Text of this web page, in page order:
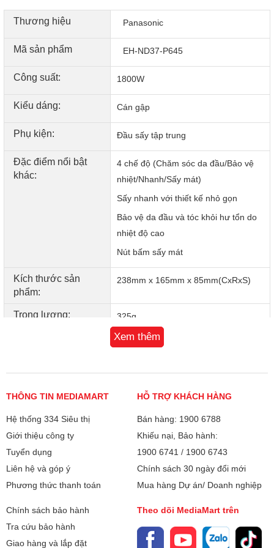
Thiết kế mang đến sự tiện lợi
Tóc vào nếp nhờ luồng khí lạnh
Nút bấm sấy lạnh tạo luồng khí lạnh chỉ với một lần nhấn.
Sử dụng chế độ này để duy trì kiểu tóc mong muốn với
luồng khí lạnh.
Thương hiệu Panasonic
Mã sản phẩm EH-ND37-P645
Công suất: 1800W
Kiểu dáng: Cán gập
Phụ kiện: Đầu sấy tập trung
Đặc điểm nổi bật
khác:
4 chế độ (Chăm sóc da đầu/Bảo vệ
nhiệt/Nhanh/Sấy mát)
Sấy nhanh với thiết kế nhỏ gọn
Bảo vệ da đầu và tóc khỏi hư tổn do
nhiệt độ cao
Nút bấm sấy mát
Kích thước sản
phẩm:
238mm x 165mm x 85mm(CxRxS)
Trọng lượng: 325g
Trung Quốc
Xem thêm
THÔNG TIN MEDIAMART
Hệ thống 334 Siêu thị
Giới thiệu công ty
Tuyển dụng
Liên hệ và góp ý
Phương thức thanh toán
HỖ TRỢ KHÁCH HÀNG
Bán hàng: 1900 6788
Khiếu nại, Bảo hành:
1900 6741 / 1900 6743
Chính sách 30 ngày đổi mới
Mua hàng Dự án/ Doanh nghiệp
Chính sách bảo hành
Tra cứu bảo hành
Giao hàng và lắp đặt
Theo dõi MediaMart trên